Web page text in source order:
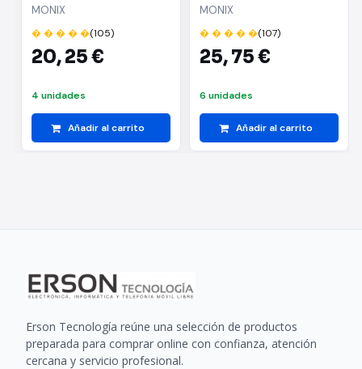
Ø20cm/ Aluminio
forjado/ Apta para
Inducción
MONIX
� � � � �(105)
20,25 €
4 unidades
Añadir al carrito
Ø28cm/ Aluminio
forjado/ Apta para
Inducción
MONIX
� � � � �(107)
25,75 €
6 unidades
Añadir al carrito
Erson Tecnología reúne una selección de productos
preparada para comprar online con confianza, atención
cercana y servicio profesional.